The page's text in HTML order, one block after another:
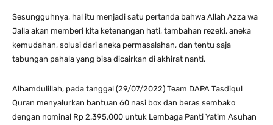
Sesungguhnya, hal itu menjadi satu pertanda bahwa Allah Azza wa
Jalla akan memberi kita ketenangan hati, tambahan rezeki, aneka
kemudahan, solusi dari aneka permasalahan, dan tentu saja
tabungan pahala yang bisa dicairkan di akhirat nanti.
Alhamdulillah, pada tanggal (29/07/2022) Team DAPA Tasdiqul
Quran menyalurkan bantuan 60 nasi box dan beras sembako
dengan nominal Rp 2.395.000 untuk Lembaga Panti Yatim Asuhan